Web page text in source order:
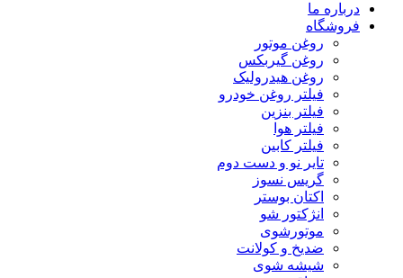
درباره ما
فروشگاه
روغن موتور
روغن گیربکس
روغن هیدرولیک
فیلتر روغن خودرو
فیلتر بنزین
فیلتر هوا
فیلتر کابین
تایر نو و دست دوم
گریس نسوز
اکتان بوستر
انژکتور شو
موتورشوی
ضدیخ و کولانت
شیشه شوی